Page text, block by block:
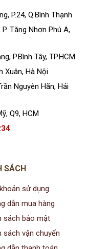
P.24, Q.Bình Thạnh
Tăng Nhơn Phú A,
P.Bình Tây, TP.HCM
Xuân, Hà Nội
Nguyên Hãn, Hải
Q9, HCM
SÁCH
sử dụng
dẫn mua hàng
sách bảo mật
sách vận chuyển